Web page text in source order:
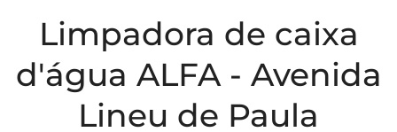
Limpadora de caixa
d'água ALFA - Avenida
Lineu de Paula